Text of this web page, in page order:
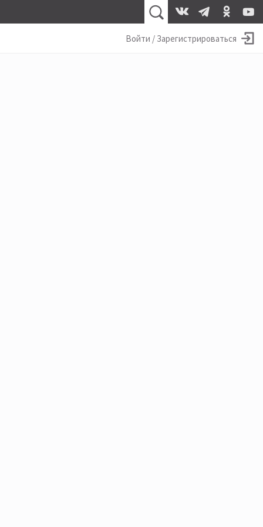
Войти / Зарегистрироваться